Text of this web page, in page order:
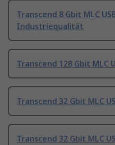
Transcend 8 Gbit MLC
Industriequalität
Transcend 128 Gbit MLC
Transcend 32 Gbit MLC
Transcend 32 Gbit MLC